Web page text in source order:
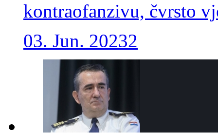
kontraofanzivu, čvrsto
03. Jun. 20232